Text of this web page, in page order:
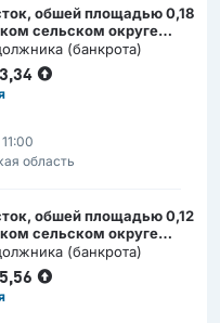
обшей площадью 0,18
сельском округе
(банкрота)
область
обшей площадью 0,12
сельском округе
(банкрота)